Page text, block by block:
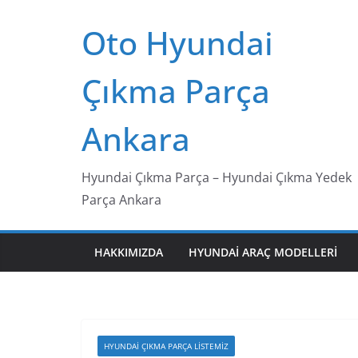
Oto Hyundai
Çıkma Parça
Ankara
Hyundai Çıkma Parça – Hyundai Çıkma Yedek
Parça Ankara
HAKKIMIZDA HYUNDAI ARAÇ MODELLERI
HYUNDAI ÇIKMA PARÇA LISTEMIZ